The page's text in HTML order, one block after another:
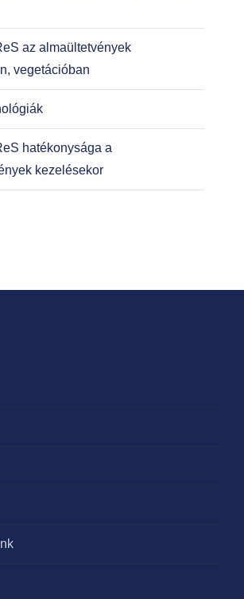
az almaültetvények
vegetációban
hatékonysága a
kezelésekor